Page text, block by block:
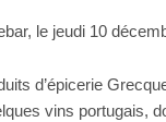
le jeudi 10
d’épicerie
vins portugais,